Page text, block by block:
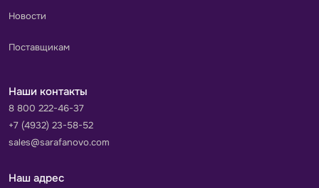
Новости
Поставщикам
Наши контакты
8 800 222-46-37
+7 (4932) 23-58-52
sales@sarafanovo.com
Наш адрес